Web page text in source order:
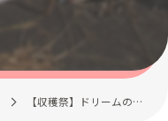
【収穫祭】ドリームの田んぼで新米を食べよう！